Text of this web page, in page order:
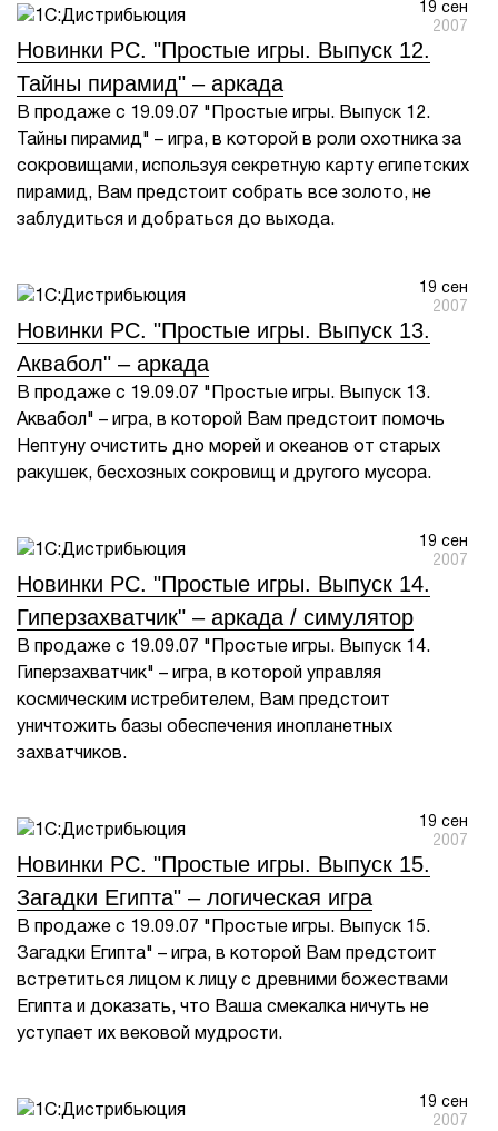
19 сен
2007
Новинки PC. "Простые игры. Выпуск 12.
Тайны пирамид" – аркада
В продаже с 19.09.07 "Простые игры. Выпуск 12.
Тайны пирамид" – игра, в которой в роли охотника за
сокровищами, используя секретную карту египетских
пирамид, Вам предстоит собрать все золото, не
заблудиться и добраться до выхода.
19 сен
2007
Новинки PC. "Простые игры. Выпуск 13.
Аквабол" – аркада
В продаже с 19.09.07 "Простые игры. Выпуск 13.
Аквабол" – игра, в которой Вам предстоит помочь
Нептуну очистить дно морей и океанов от старых
ракушек, бесхозных сокровищ и другого мусора.
19 сен
2007
Новинки PC. "Простые игры. Выпуск 14.
Гиперзахватчик" – аркада / симулятор
В продаже с 19.09.07 "Простые игры. Выпуск 14.
Гиперзахватчик" – игра, в которой управляя
космическим истребителем, Вам предстоит
уничтожить базы обеспечения инопланетных
захватчиков.
19 сен
2007
Новинки PC. "Простые игры. Выпуск 15.
Загадки Египта" – логическая игра
В продаже с 19.09.07 "Простые игры. Выпуск 15.
Загадки Египта" – игра, в которой Вам предстоит
встретиться лицом к лицу с древними божествами
Египта и доказать, что Ваша смекалка ничуть не
уступает их вековой мудрости.
19 сен
2007